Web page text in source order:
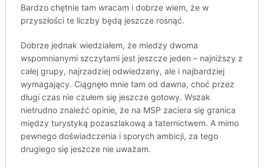
Bardzo chętnie tam wracam i dobrze wiem, że w
przyszłości te liczby będą jeszcze rosnąć.
Dobrze jednak wiedziałem, że miedzy dwoma
wspomnianymi szczytami jest jeszcze jeden – najniższy z
całej grupy, najrzadziej odwiedzany, ale i najbardziej
wymagający. Ciągnęło mnie tam od dawna, choć przez
długi czas nie czułem się jeszcze gotowy. Wszak
nietrudno znaleźć opinie, że na MSP zaciera się granica
między turystyką pozaszlakową a taternictwem. A mimo
pewnego doświadczenia i sporych ambicji, za tego
drugiego się jeszcze nie uważam.